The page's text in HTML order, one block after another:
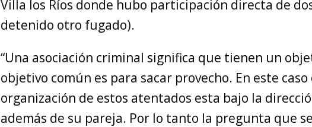
Villa los Ríos donde hubo participación directa de
detenido otro fugado).
“Una asociación criminal significa que tienen un
objetivo común es para sacar provecho. En este
organización de estos atentados esta bajo la
además de su pareja. Por lo tanto la pregunta que